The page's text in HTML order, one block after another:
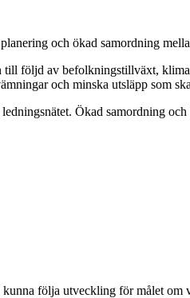
och ökad samordning
till följd av befolkningstillväxt,
och minska utsläpp som
Ökad samordning
följa utveckling för målet om